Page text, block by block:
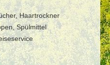
Haartrockner
Spülmittel